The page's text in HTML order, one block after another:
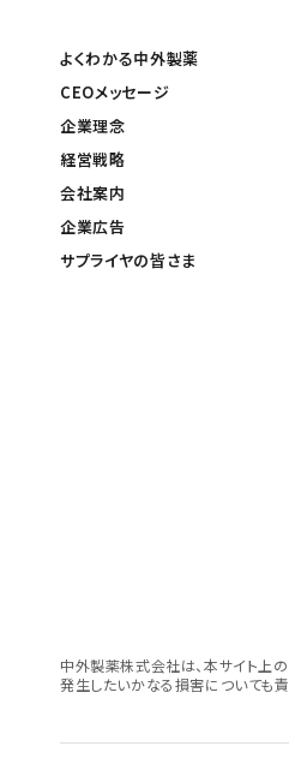
よくわかる中外製薬
CEOメッセージ
企業理念
経営戦略
会社案内
企業広告
サプライヤの皆さま
中外製薬株式会社は、本サイト上
発生したいかなる損害についても責